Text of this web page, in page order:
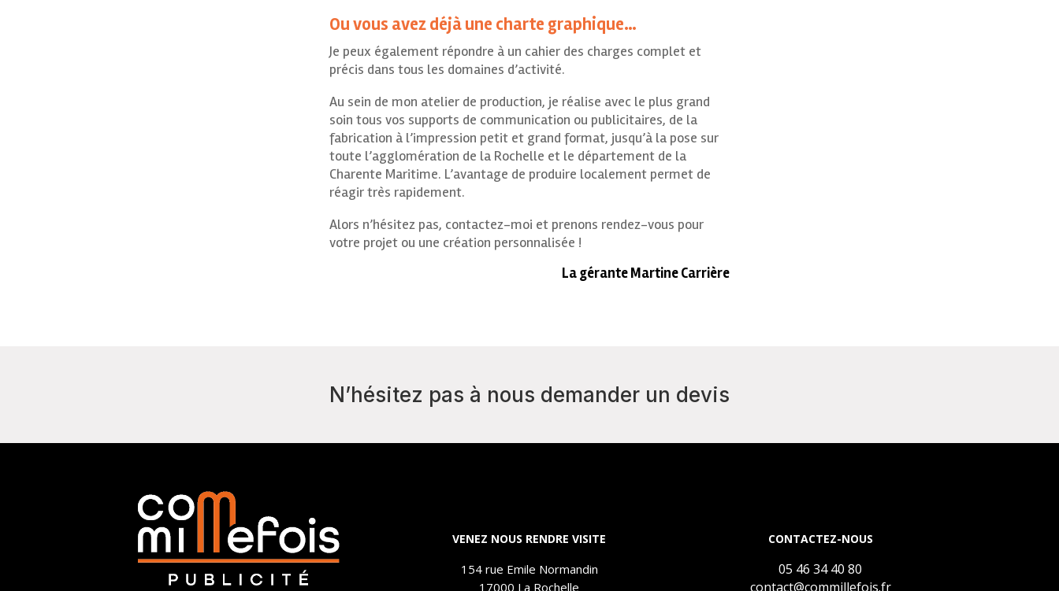
Ou vous avez déjà une charte graphique…
Je peux également répondre à un cahier des charges complet et
précis dans tous les domaines d’activité.
Au sein de mon atelier de production, je réalise avec le plus grand
soin tous vos supports de communication ou publicitaires, de la
fabrication à l’impression petit et grand format, jusqu’à la pose sur
toute l’agglomération de la Rochelle et le département de la
Charente Maritime. L’avantage de produire localement permet de
réagir très rapidement.
Alors n’hésitez pas, contactez-moi et prenons rendez-vous pour
votre projet ou une création personnalisée !
La gérante Martine Carrière
N’hésitez pas à nous demander un devis
VENEZ NOUS RENDRE VISITE
154 rue Emile Normandin
17000 La Rochelle
CONTACTEZ-NOUS
05 46 34 40 80
contact@commillefois.fr